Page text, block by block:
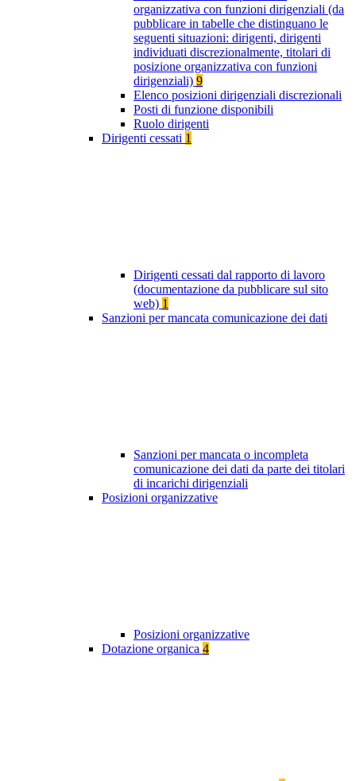
organizzativa con funzioni dirigenziali (da
pubblicare in tabelle che distinguano le
seguenti situazioni: dirigenti, dirigenti
individuati discrezionalmente, titolari di
posizione organizzativa con funzioni
dirigenziali) 9
Elenco posizioni dirigenziali discrezionali
Posti di funzione disponibili
Ruolo dirigenti
Dirigenti cessati 1
Dirigenti cessati dal rapporto di lavoro
(documentazione da pubblicare sul sito
web) 1
Sanzioni per mancata comunicazione dei dati
Sanzioni per mancata o incompleta
comunicazione dei dati da parte dei titolari
di incarichi dirigenziali
Posizioni organizzative
Posizioni organizzative
Dotazione organica 4